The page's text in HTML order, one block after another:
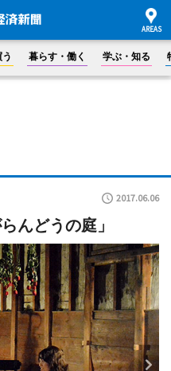
う 暮らす・働く 学ぶ・知る
2017.06.06
んどうの庭」